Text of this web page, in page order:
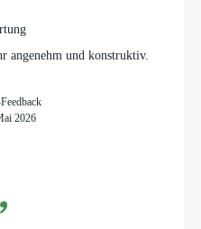
angenehm und konstruktiv.
2026